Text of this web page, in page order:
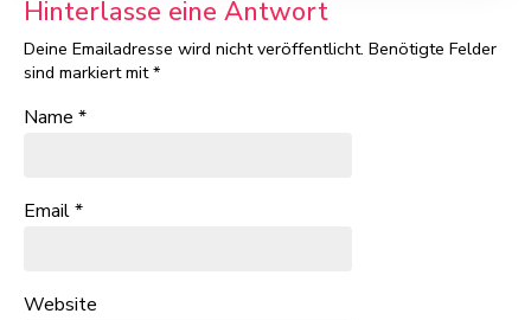
Hinterlasse eine Antwort
Deine Emailadresse wird nicht veröffentlicht. Benötigte Felder
sind markiert mit*
Name *
Email*
Website